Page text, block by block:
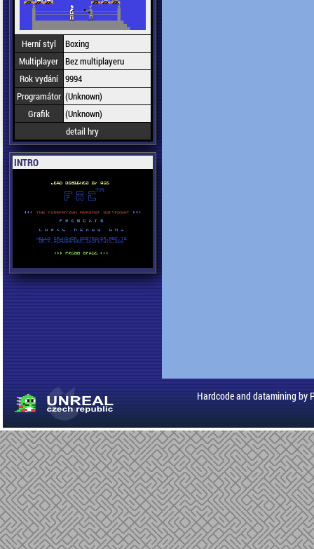
Herní styl
Boxing
Multiplayer Bez multiplayeru
Rok vydání 9994
Programátor (Unknown)
Grafik
(Unknown)
detail hry
INTRO
Hardcode and datamining by